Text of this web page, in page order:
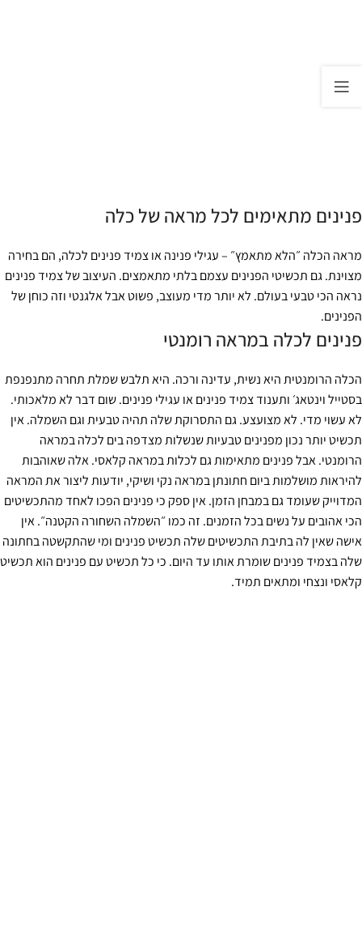
פנינים מתאימים לכל מראה של כלה
מראה הכלה ״הלא מתאמץ״ – עגילי פנינה או צמיד פנינים לכלה, הם בחירה
מצוינת. גם תכשיטי הפנינים עצמם בלתי מתאמצים. העיצוב של צמיד פנינים
נראה הכי טבעי בעולם. לא יותר מדי מעוצב, פשוט אבל אלגנטי וזה כוחן של
הפנינים.
פנינים לכלה במראה רומנטי
הכלה הרומנטית היא נשית, עדינה ורכה. היא תלבש שמלת תחרה מתנפנפת
בסטייל וינטאג׳ ותענוד צמיד פנינים או עגילי פנינים. שום דבר לא מלאכותי.
לא עשוי מדי. לא מצועצע. גם התסרוקת שלה תהיה טבעית וגם השמלה. אין
תכשיט יותר נכון מפנינים טבעיות שנשלות מצדפה בים לכלה במראה
הרומנטי. אבל פנינים מתאימות גם לכלות במראה קלאסי. אלה שאוהבות
להיראות מושלמות ביום חתונתן במראה נקי ושיקי, יודעות ליצור את המראה
המדוייק שעומד גם במבחן הזמן. אין ספק כי פנינים הפכו לאחד מהתכשיטים
הכי אהובים על נשים בכל הזמנים. זה כמו ״השמלה השחורה הקטנה״. אין
אישה שאין לה בתיבת התכשיטים שלה תכשיט פנינים ומי שהתקשטה בחתונה
שלה בצמיד פנינים שומרת אותו עד היום. כי כל תכשיט עם פנינים הוא תכשיט
קלאסי ונצחי ומתאים תמיד.